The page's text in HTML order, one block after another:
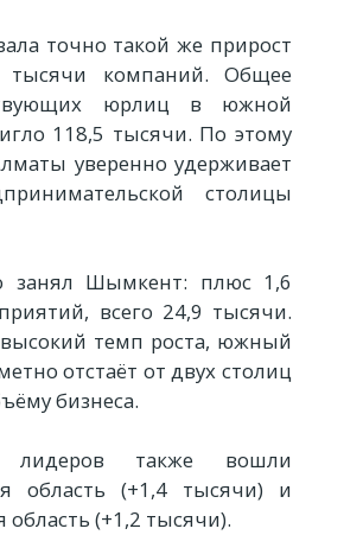
точно такой же прирост
компаний. Общее
юрлиц в южной
118,5 тысячи. По этому
уверенно удерживает
столицы
занял Шымкент: плюс 1,6
всего 24,9 тысячи.
темп роста, южный
отстаёт от двух столиц
бизнеса.
также вошли
область (+1,4 тысячи) и
область (+1,2 тысячи).